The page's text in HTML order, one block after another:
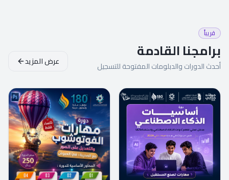
قريباً
برامجنا القادمة
أحدث الدورات والدبلومات المفتوحة للتسجيل عرض المزيد